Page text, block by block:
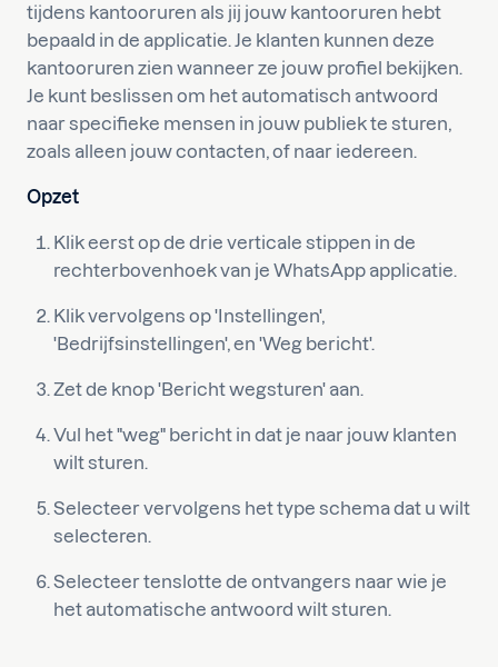
tijdens kantooruren als jij jouw kantooruren hebt
bepaald in de applicatie. Je klanten kunnen deze
kantooruren zien wanneer ze jouw profiel bekijken.
Je kunt beslissen om het automatisch antwoord
naar specifieke mensen in jouw publiek te sturen,
zoals alleen jouw contacten, of naar iedereen.
Opzet
Klik eerst op de drie verticale stippen in de
rechterbovenhoek van je WhatsApp applicatie.
Klik vervolgens op 'Instellingen',
'Bedrijfsinstellingen', en 'Weg bericht'.
Zet de knop 'Bericht wegsturen' aan.
Vul het "weg" bericht in dat je naar jouw klanten
wilt sturen.
Selecteer vervolgens het type schema dat u wilt
selecteren.
Selecteer tenslotte de ontvangers naar wie je
het automatische antwoord wilt sturen.